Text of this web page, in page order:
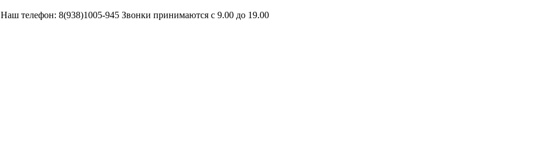
Наш телефон: 8(938)1005-945 Звонки принимаются с 9.00 до 19.00